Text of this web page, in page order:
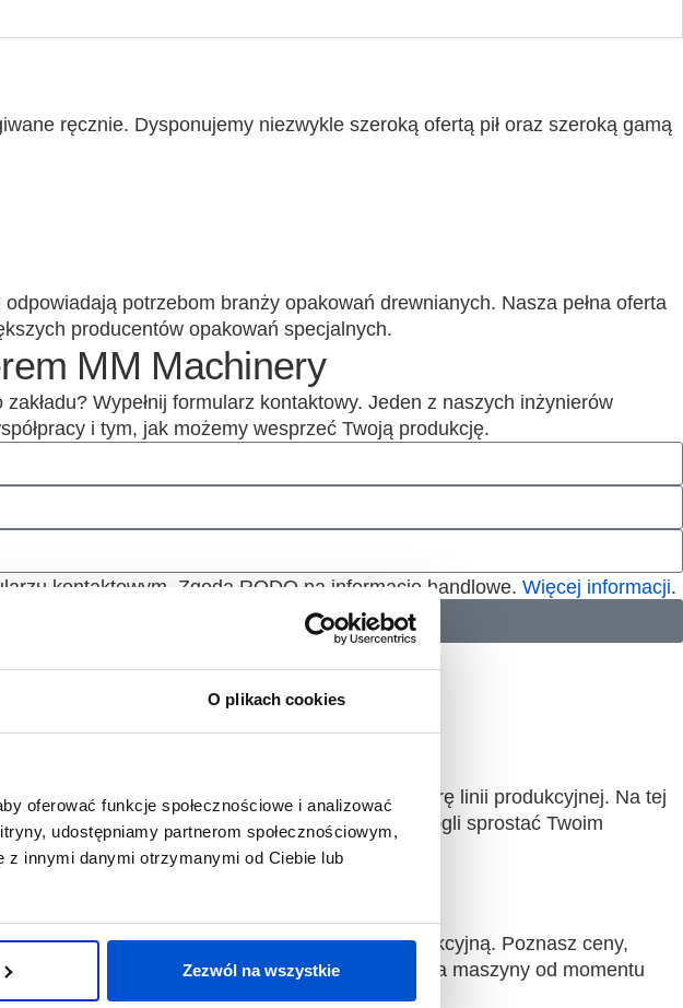
O plikach cookies
oferować funkcje społecznościowe i analizować
udostępniamy partnerom społecznościowym,
z innymi danymi otrzymanymi od Ciebie lub
Zezwól na wszystkie
ręcznie. Dysponujemy niezwykle szeroką ofertą pił oraz szeroką gamą
potrzebom branży opakowań drewnianych. Nasza pełna oferta
producentów opakowań specjalnych.
MM Machinery
Wypełnij formularz kontaktowy. Jeden z naszych inżynierów
i tym, jak możemy wesprzeć Twoją produkcję.
kontaktowym. Zgoda RODO na informacje handlowe. Więcej informacji.
o Twoje cele biznesowe, plany i strukturę linii produkcyjnej. Na tej
Twojej linii produkcyjnej. Jeśli nie będziemy mogli sprostać Twoim
które będą kompatybilne z Twoją linią produkcyjną. Poznasz ceny,
się także, jaki jest czas zamówienia i wdrożenia maszyny od momentu